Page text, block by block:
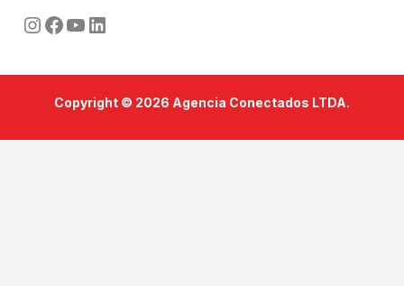
Instagram
Facebook
Youtube
LinkedIn
Copyright © 2026 Agencia Conectados LTDA.